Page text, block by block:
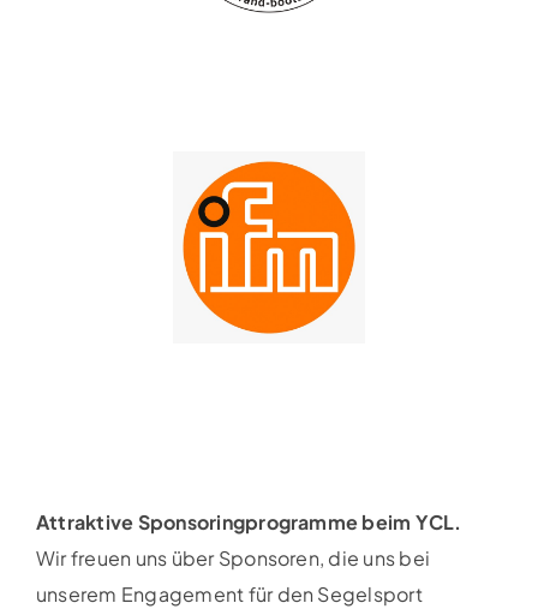
Attraktive Sponsoringprogramme beim YCL.
Wir freuen uns über Sponsoren, die uns bei
unserem Engagement für den Segelsport